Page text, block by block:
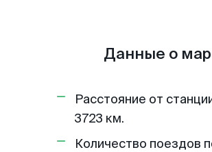
Данные о
Расстояние от
3723 км.
Количество поездов